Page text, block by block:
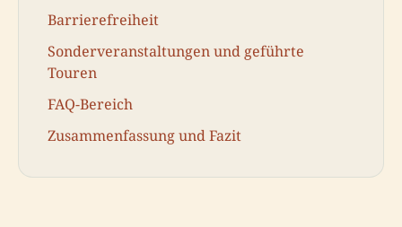
Barrierefreiheit
Sonderveranstaltungen und geführte
Touren
FAQ-Bereich
Zusammenfassung und Fazit